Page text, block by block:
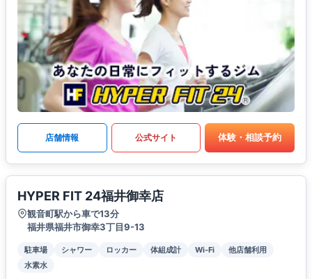
店舗情報 公式サイト 体験・相談予約
HYPER FIT 24福井御幸店
観音町駅から車で13分
福井県福井市御幸3丁目9-13
駐車場 シャワー ロッカー 体組成計 Wi-Fi
他店舗利用
水素水